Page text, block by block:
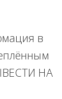
в
НА